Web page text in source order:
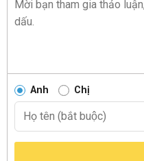
may mắn và phát triển
ngày.
Hoa cẩm tú cầu:
vị và phấn khích trong
phái và tinh tế, thể hiện
Anh Chị